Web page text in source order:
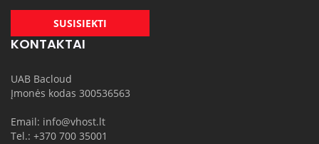
SUSISIEKTI
KONTAKTAI
UAB Bacloud
Įmonės kodas 300536563
Email: info@vhost.lt
Tel.: +370 700 35001